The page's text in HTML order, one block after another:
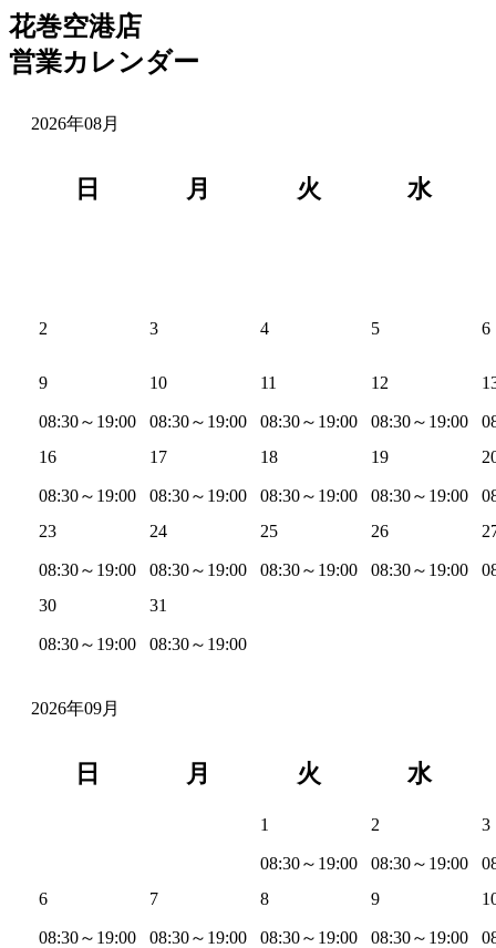
花巻空港店
営業カレンダー
2026年08月
日 月 火 水
2 3 4 5 6
9
08:30～19:00
10
08:30～19:00
11
08:30～19:00
12
08:30～19:00
16
08:30～19:00
17
08:30～19:00
18
08:30～19:00
19
08:30～19:00
23
08:30～19:00
24
08:30～19:00
25
08:30～19:00
26
08:30～19:00
30
08:30～19:00
31
08:30～19:00
2026年09月
日 月 火 水
1
08:30～19:00
2
08:30～19:00
3
6
08:30～19:00
7
08:30～19:00
8
08:30～19:00
9
08:30～19:00